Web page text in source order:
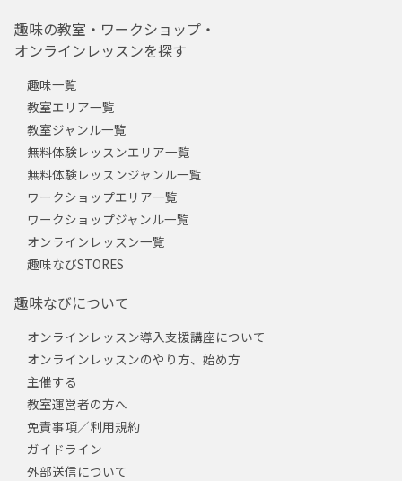
趣味の教室・ワークショップ・
オンラインレッスンを探す
趣味一覧
教室エリア一覧
教室ジャンル一覧
無料体験レッスンエリア一覧
無料体験レッスンジャンル一覧
ワークショップエリア一覧
ワークショップジャンル一覧
オンラインレッスン一覧
趣味なびSTORES
趣味なびについて
オンラインレッスン導入支援講座について
オンラインレッスンのやり方、始め方
主催する
教室運営者の方へ
免責事項／利用規約
ガイドライン
外部送信について